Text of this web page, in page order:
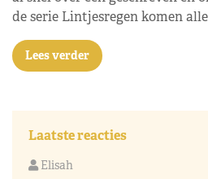
de serie Lintjesregen komen alle
Lees verder
Laatste reacties
Elisah